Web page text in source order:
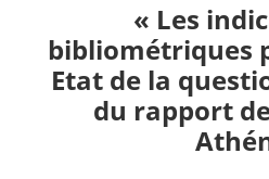
Accueil
« Les
bibliométriques
Etat de la
du rapport